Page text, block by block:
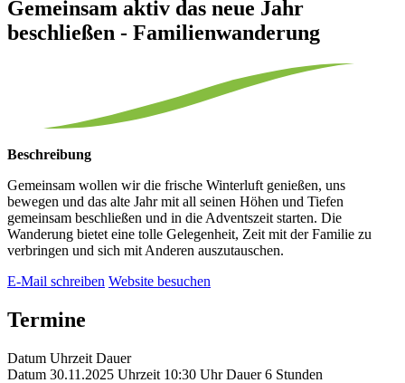
Gemeinsam aktiv das neue Jahr
beschließen - Familienwanderung
Beschreibung
Gemeinsam wollen wir die frische Winterluft genießen, uns
bewegen und das alte Jahr mit all seinen Höhen und Tiefen
gemeinsam beschließen und in die Adventszeit starten. Die
Wanderung bietet eine tolle Gelegenheit, Zeit mit der Familie zu
verbringen und sich mit Anderen auszutauschen.
E-Mail schreiben Website besuchen
Termine
Datum Uhrzeit Dauer
Datum 30.11.2025 Uhrzeit 10:30 Uhr Dauer 6 Stunden